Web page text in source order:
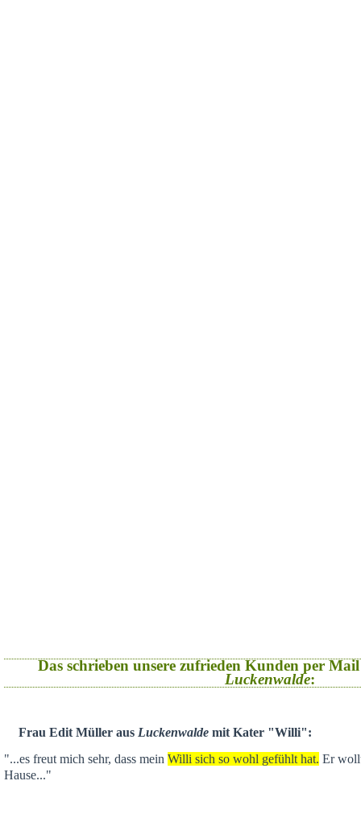
Das schrieben unsere zufrieden Kunden per
Luckenwalde:
Frau Edit Müller aus Luckenwalde mit Kater "Willi":
"...es freut mich sehr, dass mein Willi sich so wohl gefühlt hat. Er
Hause..."